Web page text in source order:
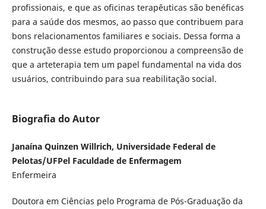
profissionais, e que as oficinas terapêuticas são benéficas
para a saúde dos mesmos, ao passo que contribuem para
bons relacionamentos familiares e sociais. Dessa forma a
construção desse estudo proporcionou a compreensão de
que a arteterapia tem um papel fundamental na vida dos
usuários, contribuindo para sua reabilitação social.
Biografia do Autor
Janaína Quinzen Willrich, Universidade Federal de
Pelotas/UFPel Faculdade de Enfermagem
Enfermeira
Doutora em Ciências pelo Programa de Pós-Graduação da